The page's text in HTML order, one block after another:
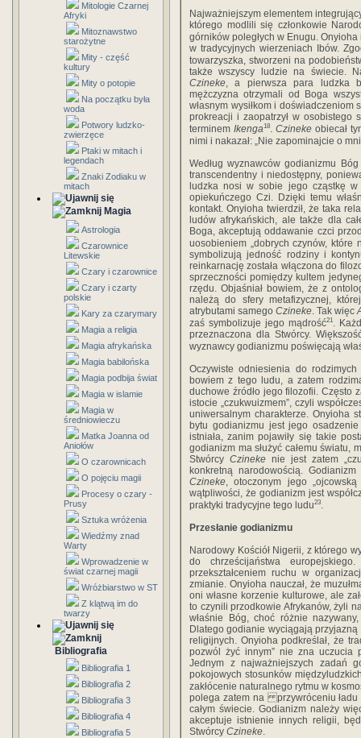
Mitologie Czarnej
Afryki
Mitoznawstwo
starożytne
Mity - część
kultury
Mity o potopie
Na początku była
woda
Potwory ludzko-
zwierzęce
Ptaki w mitach i
legendach
Znaki Zodiaku w
mitach
Magia
Astrologia
Czarownice
Litewskie
Czary i czarownice
Czary i czarty
polskie
Kary za czarymary
Magia a religia
Magia afrykańska
Magia babilońska
Magia podbija świat
Magia w islamie
Magia w
średniowieczu
Matka Joanna od
Aniołów
O czarownicach
O pojęciu magii
Procesy o czary -
Prusy
Sztuka wróżenia
Wiedźmy znad
Warty
Wprowadzenie w
świat czarnej magii
Wróżbiarstwo w ST
Z klątwą im do
twarzy
Bibliografia
Bibliografia 1
Bibliografia 2
Bibliografia 3
Bibliografia 4
Bibliografia 5
Najważniejszym elementem
którego modlili się członkowie
górników poległych w Enugu.
w tradycyjnych wierzeniach Ibów.
towarzyszka, stworzeni na
także wszyscy ludzie na świecie.
Czineke, a pierwsza para ludzka
mężczyzna otrzymali od Boga
własnym wysiłkom i
prokreacji i zaopatrzył w osobistego
terminemIkenga18.Czineke obiecał
nimi i nakazał: „Nie zapominajcie o
Według wyznawców godianizmu
transcendentny i niedostępny,
ludzka nosi w sobie jego cząstkę w
opiekuńczego Czi. Dzięki temu
kontakt. Onyioha twierdził, że taka
ludów afrykańskich, ale także dla
Boga, akceptują oddawanie czci
uosobieniem „dobrych czynów, które
symbolizują jedność rodziny i
reinkarnację została włączona do
sprzeczności pomiędzy kultem
rzędu. Objaśniał bowiem, że z
należą do sfery metafizycznej,
atrybutami samegoCzineke. Tak więc
zaś symbolizuje jego mądrość21.
przeznaczona dla Stwórcy.
wyznawcy godianizmu poświęcają
Oczywiste odniesienia do
bowiem z tego ludu, a zatem
duchowe źródło jego filozofii. Często
istocie „czukwuizmem”, czyli
uniwersalnym charakterze. Onyioha
bytu godianizmu jest jego
istniała, zanim pojawiły się takie
godianizm ma służyć całemu światu,
StwórcyCzineke nie jest zatem
konkretną narodowością.
Czineke, otoczonym jego
wątpliwości, że godianizm jest
praktyki tradycyjne tego ludu23.
Przesłanie godianizmu
Narodowy Kościół Nigerii, z którego
do chrześcijaństwa
przekształceniem ruchu w
zmianie. Onyioha nauczał, że
oni własne korzenie kulturowe, ale
to czynili przodkowie Afrykanów, żyli
właśnie Bóg, choć różnie
Dlatego godianie wyciągają
religijnych. Onyioha podkreślał, że
pozwól żyć innym” nie zna
Jednym z najważniejszych zadań
pokojowych stosunków
zakłócenie naturalnego rytmu w
polega zatem na przywróceniu ładu
całym świecie. Godianizm należy
akceptuje istnienie innych religii,
Stwórcy Czineke.